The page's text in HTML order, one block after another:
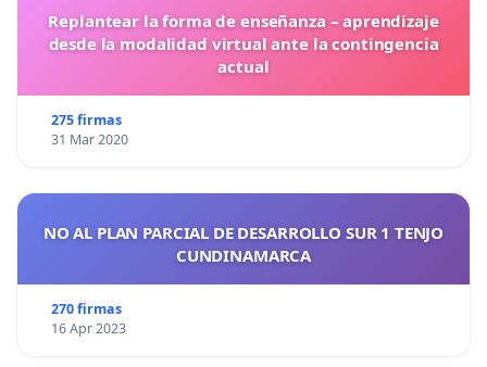
Replantear la forma de enseñanza – aprendizaje
desde la modalidad virtual ante la contingencia
actual
275 firmas
31 Mar 2020
NO AL PLAN PARCIAL DE DESARROLLO SUR 1 TENJO
CUNDINAMARCA
270 firmas
16 Apr 2023